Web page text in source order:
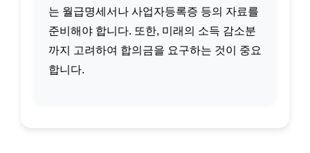
는 월급명세서나 사업자등록증 등의 자료를
준비해야 합니다. 또한, 미래의 소득 감소분
까지 고려하여 합의금을 요구하는 것이 중요
합니다.